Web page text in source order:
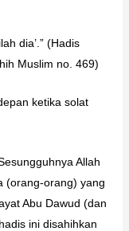
dia’.” (Hadis
Muslim no. 469)
ketika solat
Allah
(orang-orang) yang
Abu Dawud (dan
ini disahihkan